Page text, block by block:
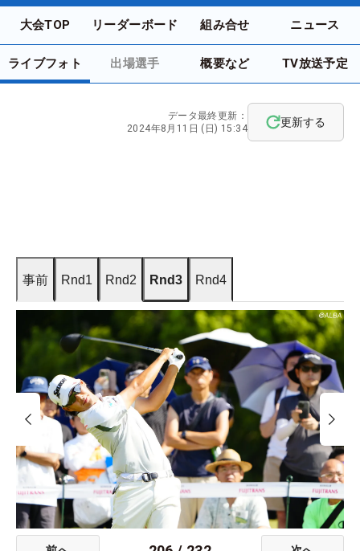
大会TOP リーダーボード 組み合せ ニュース
ライブフォト 出場選手 概要など TV放送予定
データ最終更新：
2024年8月11日 (日) 15:34
更新する
事前 Rnd1 Rnd2 Rnd3 Rnd4